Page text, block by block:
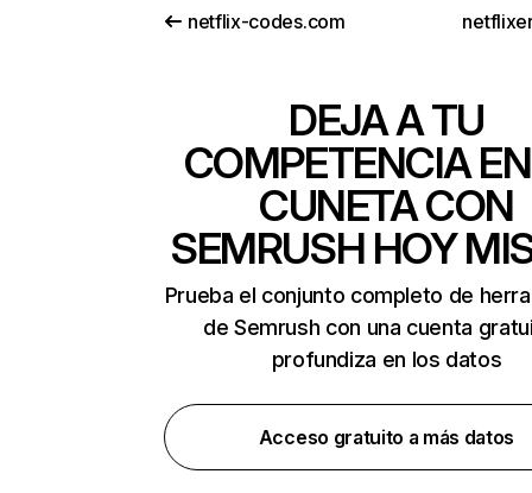
netflix-codes.com
DEJA A TU
COMPETENCIA
CUNETA CON
SEMRUSH HOY
Prueba el conjunto completo de
de Semrush con una cuenta
profundiza en los datos
Acceso gratuito a más datos